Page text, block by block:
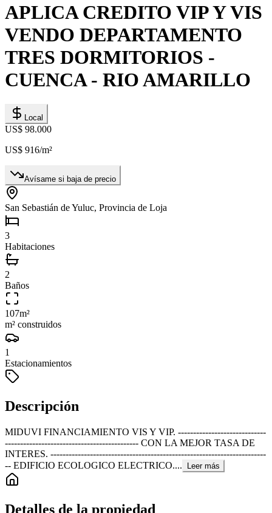
APLICA CREDITO VIP Y VIS
VENDO DEPARTAMENTO
TRES DORMITORIOS -
CUENCA - RIO AMARILLO
Local
US$ 98.000
US$ 916/m²
Avísame si baja de precio
San Sebastián de Yuluc, Provincia de Loja
3
Habitaciones
2
Baños
107m²
m² construidos
1
Estacionamientos
Descripción
MIDUVI FINANCIAMIENTO VIS Y VIP. -----------------------------
-------------------------------------------- CON LA MEJOR TASA DE
INTERES. -----------------------------------------------------------------------
-- EDIFICIO ECOLOGICO ELECTRICO....
Leer más
Detalles de la propiedad